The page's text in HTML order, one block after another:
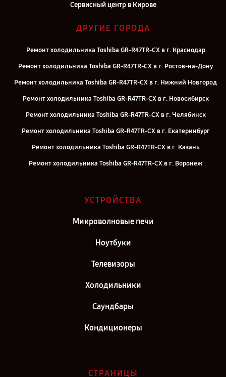
Сервисный центр в Кирове
ДРУГИЕ ГОРОДА
Ремонт холодильника Toshiba GR-R47TR-CX в г. Краснодар
Ремонт холодильника Toshiba GR-R47TR-CX в г. Ростов-на-Дону
Ремонт холодильника Toshiba GR-R47TR-CX в г. Нижний Новгород
Ремонт холодильника Toshiba GR-R47TR-CX в г. Новосибирск
Ремонт холодильника Toshiba GR-R47TR-CX в г. Челябинск
Ремонт холодильника Toshiba GR-R47TR-CX в г. Екатеринбург
Ремонт холодильника Toshiba GR-R47TR-CX в г. Казань
Ремонт холодильника Toshiba GR-R47TR-CX в г. Воронеж
Ремонт холодильника Toshiba GR-R47TR-CX в г. Самара
Ремонт холодильника Toshiba GR-R47TR-CX в г. Санкт-Петербург
УСТРОЙСТВА
Микроволновые печи
Ноутбуки
Телевизоры
Холодильники
Саундбары
Кондиционеры
СТРАНИЦЫ